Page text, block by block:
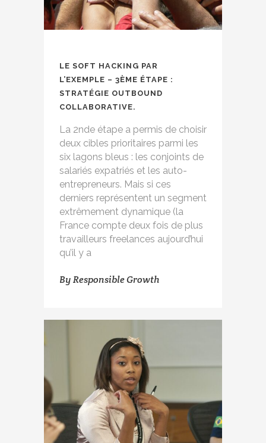
LE SOFT HACKING PAR
L’EXEMPLE – 3ÈME ÉTAPE :
STRATÉGIE OUTBOUND
COLLABORATIVE.
La 2nde étape a permis de choisir
deux cibles prioritaires parmi les
six lagons bleus : les conjoints de
salariés expatriés et les auto-
entrepreneurs. Mais si ces
derniers représentent un segment
extrêmement dynamique (la
France compte deux fois de plus
travailleurs freelances aujourd’hui
qu’il y a
ByResponsible Growth